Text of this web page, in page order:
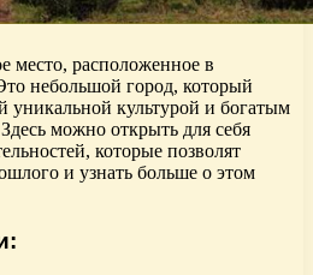
место, расположенное в
небольшой город, который
уникальной культурой и богатым
можно открыть для себя
которые позволят
и узнать больше о этом